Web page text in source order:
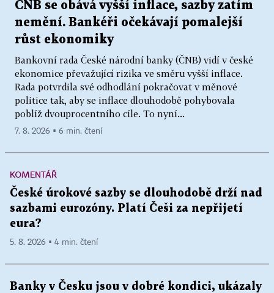
ČNB se obává vyšší inflace, sazby zatím
nemění. Bankéři očekávají pomalejší
růst ekonomiky
Bankovní rada České národní banky (ČNB) vidí v české
ekonomice převažující rizika ve směru vyšší inflace.
Rada potvrdila své odhodlání pokračovat v měnové
politice tak, aby se inflace dlouhodobě pohybovala
poblíž dvouprocentního cíle. To nyní...
7. 8. 2026 ▪ 6 min. čtení
KOMENTÁŘ
České úrokové sazby se dlouhodobě drží nad
sazbami eurozóny. Platí Češi za nepřijetí
eura?
5. 8. 2026 ▪ 4 min. čtení
Banky v Česku jsou v dobré kondici, ukázaly